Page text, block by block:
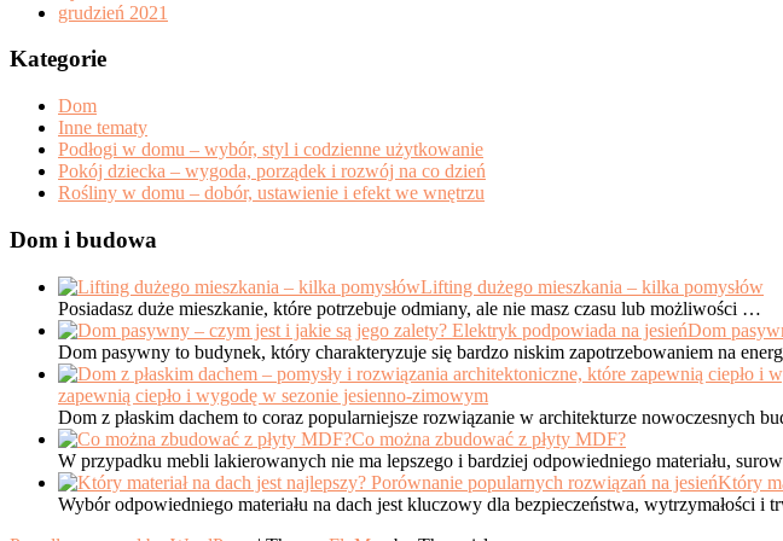
grudzień 2021
Kategorie
Dom
Inne tematy
Podłogi w domu – wybór, styl i codzienne użytkowanie
Pokój dziecka – wygoda, porządek i rozwój na co dzień
Rośliny w domu – dobór, ustawienie i efekt we wnętrzu
Dom i budowa
Lifting dużego mieszkania – kilka pomysłów
Posiadasz duże mieszkanie, które potrzebuje odmiany, ale nie masz czasu lub możliwości …
Dom
Dom pasywny to budynek, który charakteryzuje się bardzo niskim zapotrzebowaniem na
zapewnią ciepło i wygodę w sezonie jesienno-zimowym
Dom z płaskim dachem to coraz popularniejsze rozwiązanie w architekturze nowoczesnych
Co można zbudować z płyty MDF?
W przypadku mebli lakierowanych nie ma lepszego i bardziej odpowiedniego materiału,
Który
Wybór odpowiedniego materiału na dach jest kluczowy dla bezpieczeństwa, wytrzymałości i